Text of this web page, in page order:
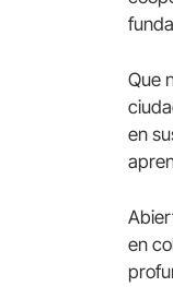
Que
en
en